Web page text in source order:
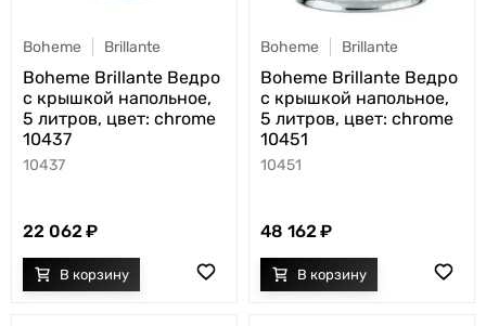
Boheme Brillante
Boheme Brillante Ведро
с крышкой напольное,
5 литров, цвет: chrome
10437
10437
22 062
Boheme Brillante
Boheme Brillante Ведро
с крышкой напольное,
5 литров, цвет: chrome
10451
10451
48 162